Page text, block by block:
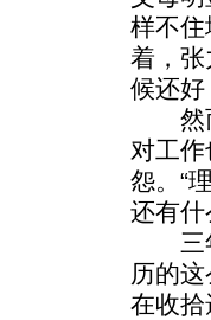
样不住
着，张
候还好
然而
对工
怨。“
还有什
三年
历的
在收